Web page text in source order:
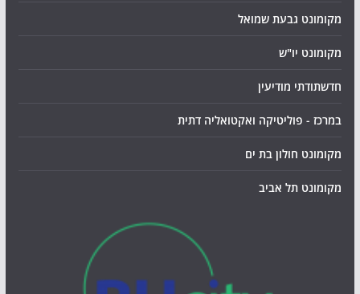
מקומונט גבעת שמואל
מקומונט יו"ש
חדשתודתי מודיעין
במרכז - פוליטיקה ואקטואליה דתית
מקומונט חולון בת ים
מקומונט תל אביב